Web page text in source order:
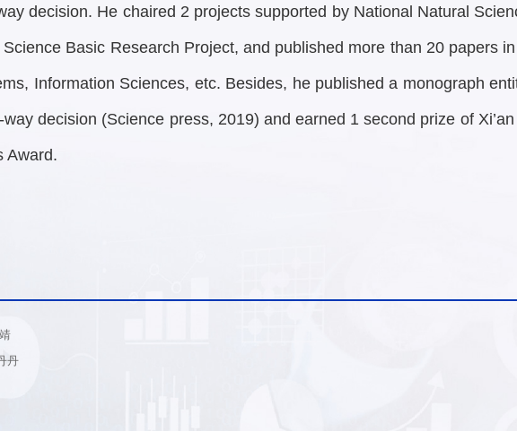
decision. He chaired 2 projects supported by National Natural
Basic Research Project, and published more than 20 papers
Information Sciences, etc. Besides, he published a monograph
decision (Science press, 2019) and earned 1 second prize of
Award.
丹